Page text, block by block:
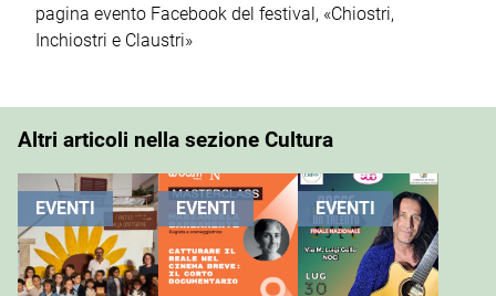
pagina evento Facebook del festival, «Chiostri,
Inchiostri e Claustri»
Altri articoli nella sezione Cultura
EVENTI EVENTI EVENTI